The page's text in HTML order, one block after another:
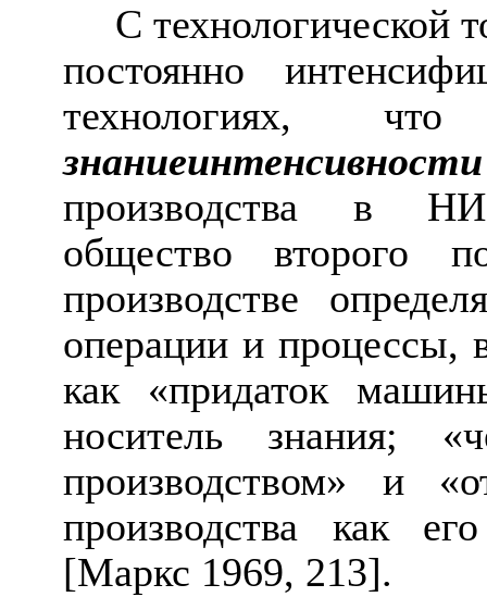
С технологической
постоянно
технологиях,
производства в
общество второго
производстве
операции и процессы,
как «придаток
носитель знания;
производством» и
производства как
[Маркс 1969, 213].